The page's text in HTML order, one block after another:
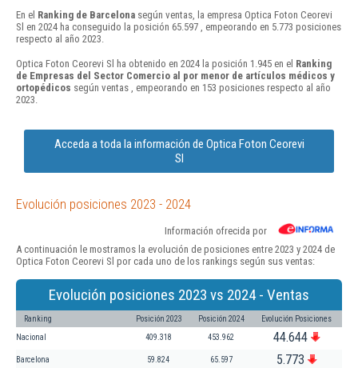
En el Ranking de Barcelona según ventas, la empresa Optica Foton Ceorevi
Sl en 2024 ha conseguido la posición 65.597 , empeorando en 5.773 posiciones
respecto al año 2023.
Optica Foton Ceorevi Sl ha obtenido en 2024 la posición 1.945 en el Ranking
de Empresas del Sector Comercio al por menor de artículos médicos y
ortopédicos según ventas , empeorando en 153 posiciones respecto al año
2023.
Acceda a toda la información de Optica Foton Ceorevi
Sl
Evolución posiciones 2023 - 2024
Información ofrecida por
A continuación le mostramos la evolución de posiciones entre 2023 y 2024 de
Optica Foton Ceorevi Sl por cada uno de los rankings según sus ventas:
Evolución posiciones 2023 vs 2024 - Ventas
Ranking Posición 2023 Posición 2024 Evolución Posiciones
Nacional 409.318 453.962 44.644
Barcelona 59.824 65.597 5.773